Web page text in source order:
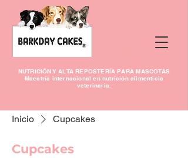
NUTRICIÓN Y ALTA REPOSTERÍA PARA MASCOTAS
Maestría internacional en nutrición alimenticia
veterinaria.
Inicio Cupcakes
Cupcakes